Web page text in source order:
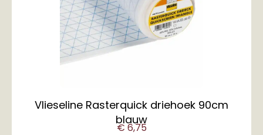
Vlieseline Rasterquick driehoek 90cm
blauw
€6,75